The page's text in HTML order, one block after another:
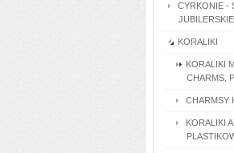
CYRKONIE -
JUBILERSKIE
KORALIKI
KORALIKI
CHARMS,
CHARMSY
KORALIKI